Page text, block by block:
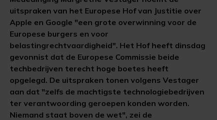
uitspraken van het Europese Hof van Justitie over
Apple en Google "een grote overwinning voor de
Europese burgers en voor
belastingrechtvaardigheid". Het Hof heeft dinsdag
gevonnist dat de Europese Commissie beide
techbedrijven terecht hoge boetes heeft
opgelegd. De uitspraken tonen volgens Vestager
aan dat "zelfs de machtigste technologiebedrijven
ter verantwoording geroepen konden worden.
Niemand staat boven de wet", zei de